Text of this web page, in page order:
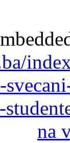
na